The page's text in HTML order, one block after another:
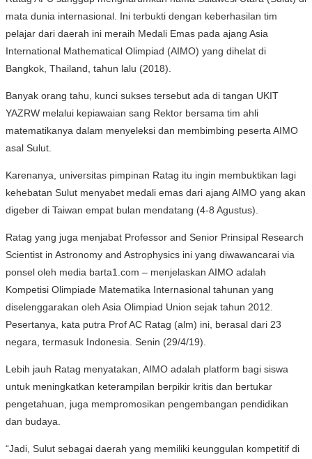
mata dunia internasional. Ini terbukti dengan keberhasilan tim
pelajar dari daerah ini meraih Medali Emas pada ajang Asia
International Mathematical Olimpiad (AIMO) yang dihelat di
Bangkok, Thailand, tahun lalu (2018).
Banyak orang tahu, kunci sukses tersebut ada di tangan UKIT
YAZRW melalui kepiawaian sang Rektor bersama tim ahli
matematikanya dalam menyeleksi dan membimbing peserta AIMO
asal Sulut.
Karenanya, universitas pimpinan Ratag itu ingin membuktikan lagi
kehebatan Sulut menyabet medali emas dari ajang AIMO yang akan
digeber di Taiwan empat bulan mendatang (4-8 Agustus).
Ratag yang juga menjabat Professor and Senior Prinsipal Research
Scientist in Astronomy and Astrophysics ini yang diwawancarai via
ponsel oleh media barta1.com – menjelaskan AIMO adalah
Kompetisi Olimpiade Matematika Internasional tahunan yang
diselenggarakan oleh Asia Olimpiad Union sejak tahun 2012.
Pesertanya, kata putra Prof AC Ratag (alm) ini, berasal dari 23
negara, termasuk Indonesia. Senin (29/4/19).
Lebih jauh Ratag menyatakan, AIMO adalah platform bagi siswa
untuk meningkatkan keterampilan berpikir kritis dan bertukar
pengetahuan, juga mempromosikan pengembangan pendidikan
dan budaya.
“Jadi, Sulut sebagai daerah yang memiliki keunggulan kompetitif di